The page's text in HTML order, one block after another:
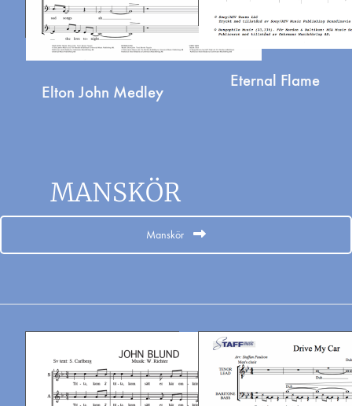
Elton John Medley
Eternal Flame
MANSKÖR
Manskör